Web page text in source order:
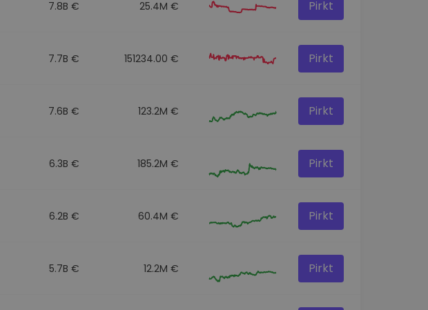
7.8B € 25.4M € Pirkt
7.7B € 151234.00 € Pirkt
7.6B € 123.2M € Pirkt
6.3B € 185.2M € Pirkt
6.2B € 60.4M € Pirkt
5.7B € 12.2M € Pirkt